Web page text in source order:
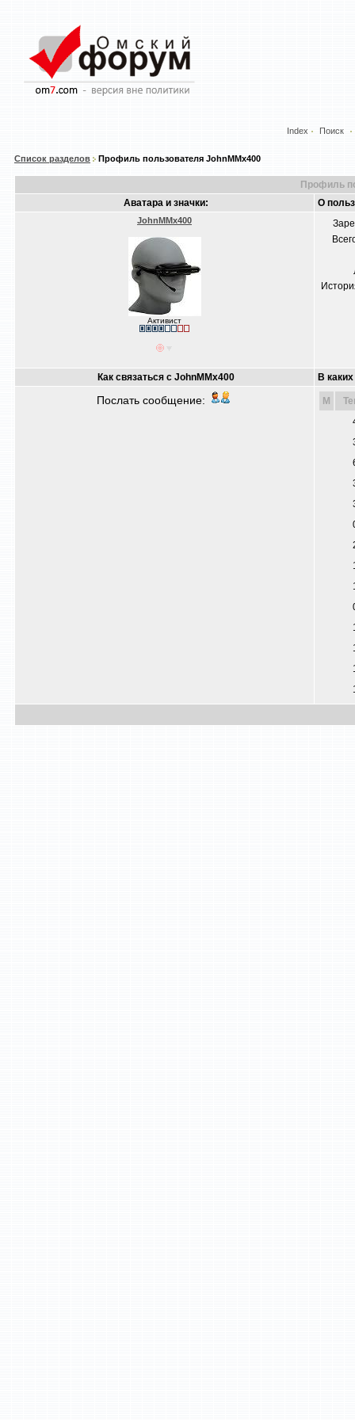
Index Поиск
Список разделов Профиль пользователя JohnMMx400
Профиль
Аватара и значки:
О
JohnMMx400
Активист
Как связаться с JohnMMx400 В
Послать сообщение: M